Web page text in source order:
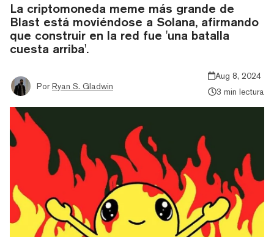
La criptomoneda meme más grande de
Blast está moviéndose a Solana, afirmando
que construir en la red fue 'una batalla
cuesta arriba'.
Por Ryan S. Gladwin
Aug 8, 2024
3 min lectura